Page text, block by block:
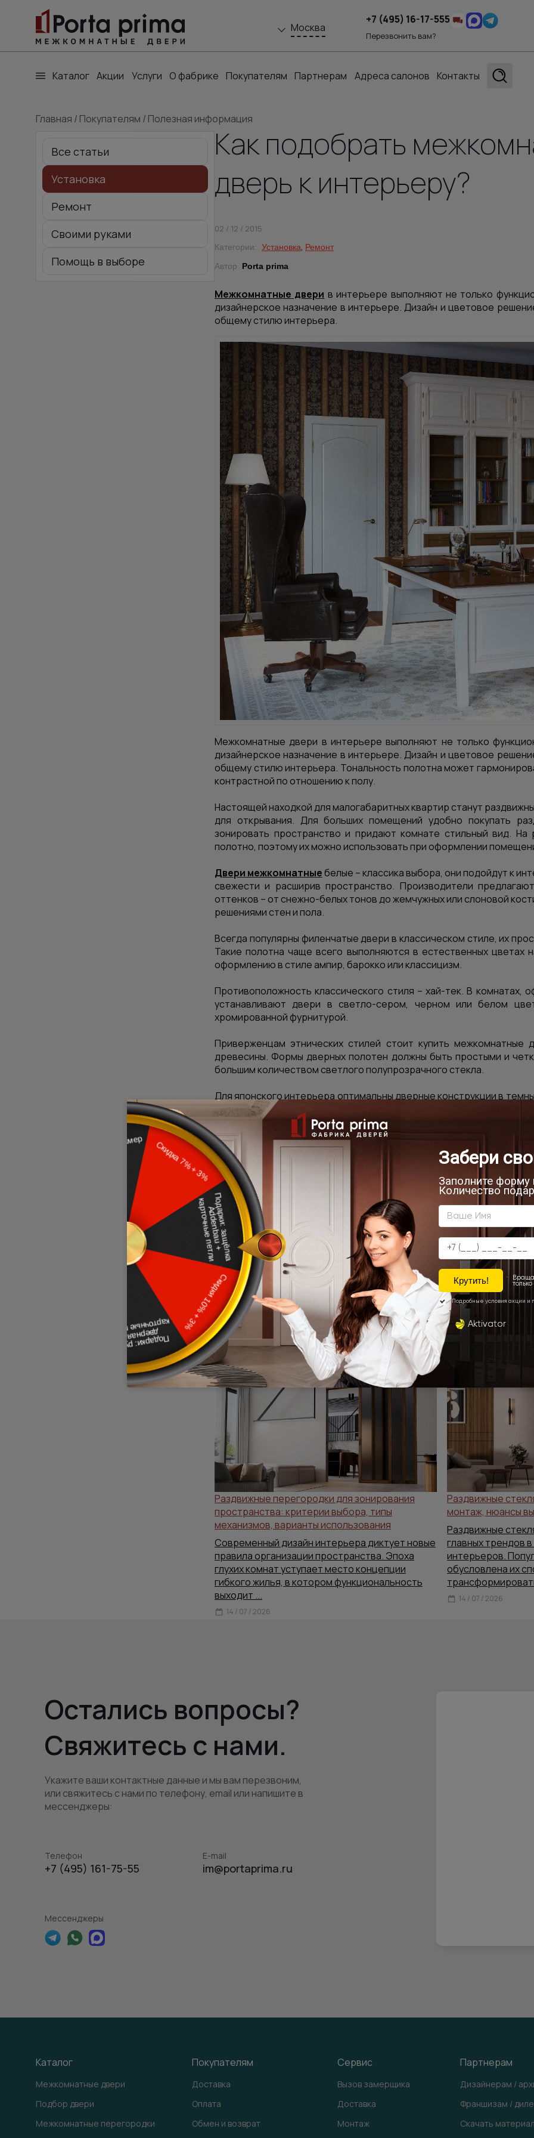
Москва
+7 (495) 16-17-555
Перезвонить вам?
Каталог Акции Услуги О фабрике Покупателям Партнерам Адреса салонов Контакты
Главная / Покупателям / Полезная информация
Все статьи
Установка
Ремонт
Своими руками
Помощь в выборе
Как подобрать
дверь к интерьеру?
02 / 12 / 2015
Категории: Установка, Ремонт
Автор
Porta prima
Межкомнатные двери в интерьере выполняют не только
дизайнерское назначение в интерьере. Дизайн и цветовое
общему стилю интерьера.
Межкомнатные двери в интерьере выполняют не только
дизайнерское назначение в интерьере. Дизайн и цветовое
общему стилю интерьера. Тональность полотна может
контрастной по отношению к полу.
Настоящей находкой для малогабаритных квартир станут
для открывания. Для больших помещений удобно покупать
зонировать пространство и придают комнате стильный вид.
полотно, поэтому их можно использовать при оформлении
Двери межкомнатныебелые – классика выбора, они подойдут к
свежести и расширив пространство. Производители
оттенков – от снежно-белых тонов до жемчужных или слоновой
решениями стен и пола.
Всегда популярны филенчатые двери в классическом стиле, их
Такие полотна чаще всего выполняются в естественных цветах
оформлению в стиле ампир, барокко или классицизм.
Противоположность классического стиля – хай-тек. В комнатах,
устанавливают двери в светло-сером, черном или белом
хромированной фурнитурой.
Приверженцам этнических стилей стоит купить межкомнатные
древесины. Формы дверных полотен должны быть простыми и
большим количеством светлого полупрозрачного стекла.
Для японского интерьера оптимальны дверные конструкции в
эбеновое дерево, зебрано, черный дуб. Стекло должно иметь
будут смотреться рисунки в японских мотивах. А популярный
чисто белых или в светлых естественных тонах.
Если же вы являетесь почитателем восточных стилей в
витражами, украшенные замысловатыми растительными
подходящая тональность полотен – благородные оттенки
Для стиля кантри характерны двери лаконичных простых форм с
оттенках светлых тонов. А вот стекла здесь – скорее исключение,
Тем, кто хочет воплотить в интерьере экзотику африканского
конструкциям в цветах венге, зебрано, анегри, эбенового или
линий, без четкого геометрического рисунка.
Любой из этих стилей по своему красив, выбирайте тот, что Вам по
Вас может заинтересовать
Раздвижные перегородки для зонирования
пространства: критерии выбора, типы
механизмов, варианты использования
Современный дизайн интерьера диктует новые
правила организации пространства. Эпоха
глухих комнат уступает место концепции
гибкого жилья, в котором функциональность
выходит ...
14 / 07 / 2026
Раздвижные
монтаж, нюансы
Раздвижные
главных трендов
интерьеров.
обусловлена их
14 / 07 / 2026
Остались вопросы?
Свяжитесь с нами.
Укажите ваши контактные данные и мы вам перезвоним,
или свяжитесь с нами по телефону, email или напишите в
мессенджеры:
Телефон
+7 (495) 161-75-55
E-mail
im@portaprima.ru
Мессенджеры
Каталог
Межкомнатные двери
Подбор двери
Межкомнатные перегородки
Покупателям
Доставка
Оплата
Обмен и возврат
Сервис
Вызов замерщика
Доставка
Монтаж
Партнерам
Дизайнерам /
Франшизам /
Скачать